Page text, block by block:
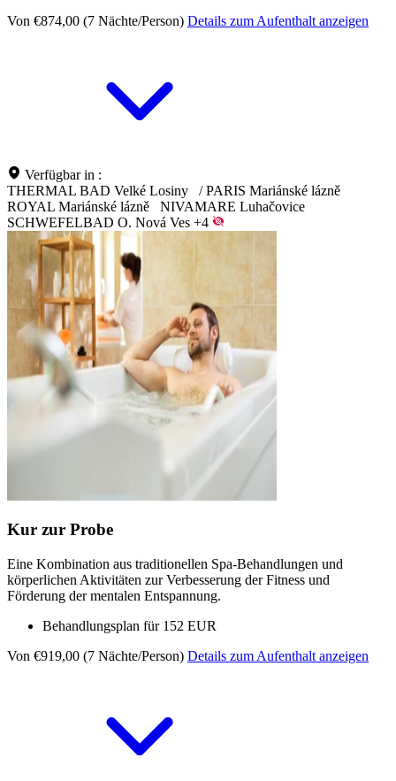
Von €874,00 (7 Nächte/Person) Details zum Aufenthalt anzeigen
Verfügbar in :
THERMAL BAD Velké Losiny
/ PARIS Mariánské lázně
ROYAL Mariánské lázně
NIVAMARE Luhačovice
SCHWEFELBAD O. Nová Ves +4
Kur zur Probe
Eine Kombination aus traditionellen Spa-Behandlungen und
körperlichen Aktivitäten zur Verbesserung der Fitness und
Förderung der mentalen Entspannung.
Behandlungsplan für 152 EUR
Von €919,00 (7 Nächte/Person) Details zum Aufenthalt anzeigen